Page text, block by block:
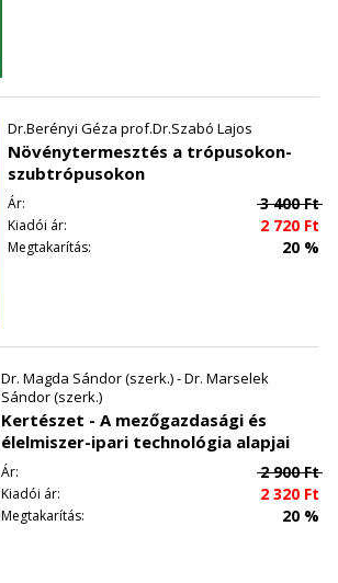
Dr.Berényi Géza prof.Dr.Szabó Lajos
Növénytermesztés a trópusokon-
szubtrópusokon
Ár: 3 400Ft
Kiadói ár: 2 720 Ft
Megtakarítás: 20 %
Dr. Magda Sándor (szerk.) - Dr. Marselek
Sándor (szerk.)
Kertészet - A mezőgazdasági és
élelmiszer-ipari technológia alapjai
Ár: 2 900Ft
Kiadói ár: 2 320 Ft
Megtakarítás: 20 %